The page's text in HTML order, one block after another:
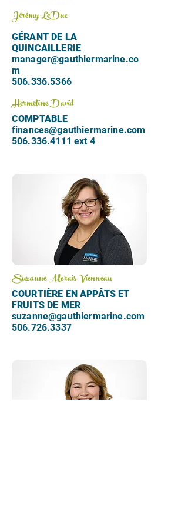
Jérémy LeDuc
GÉRANT DE LA
QUINCAILLERIE
manager@gauthiermarine.co
m
506.336.5366
Herméline David
COMPTABLE
finances@gauthiermarine.com
506.336.4111 ext 4
Suzanne Morais-Vienneau
COURTIÈRE EN APPÂTS ET
FRUITS DE MER
suzanne@gauthiermarine.com
506.726.3337